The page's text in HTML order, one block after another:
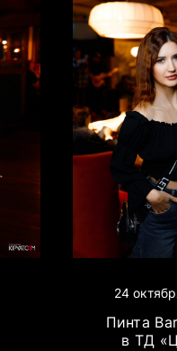
24
Пинта
в ТД